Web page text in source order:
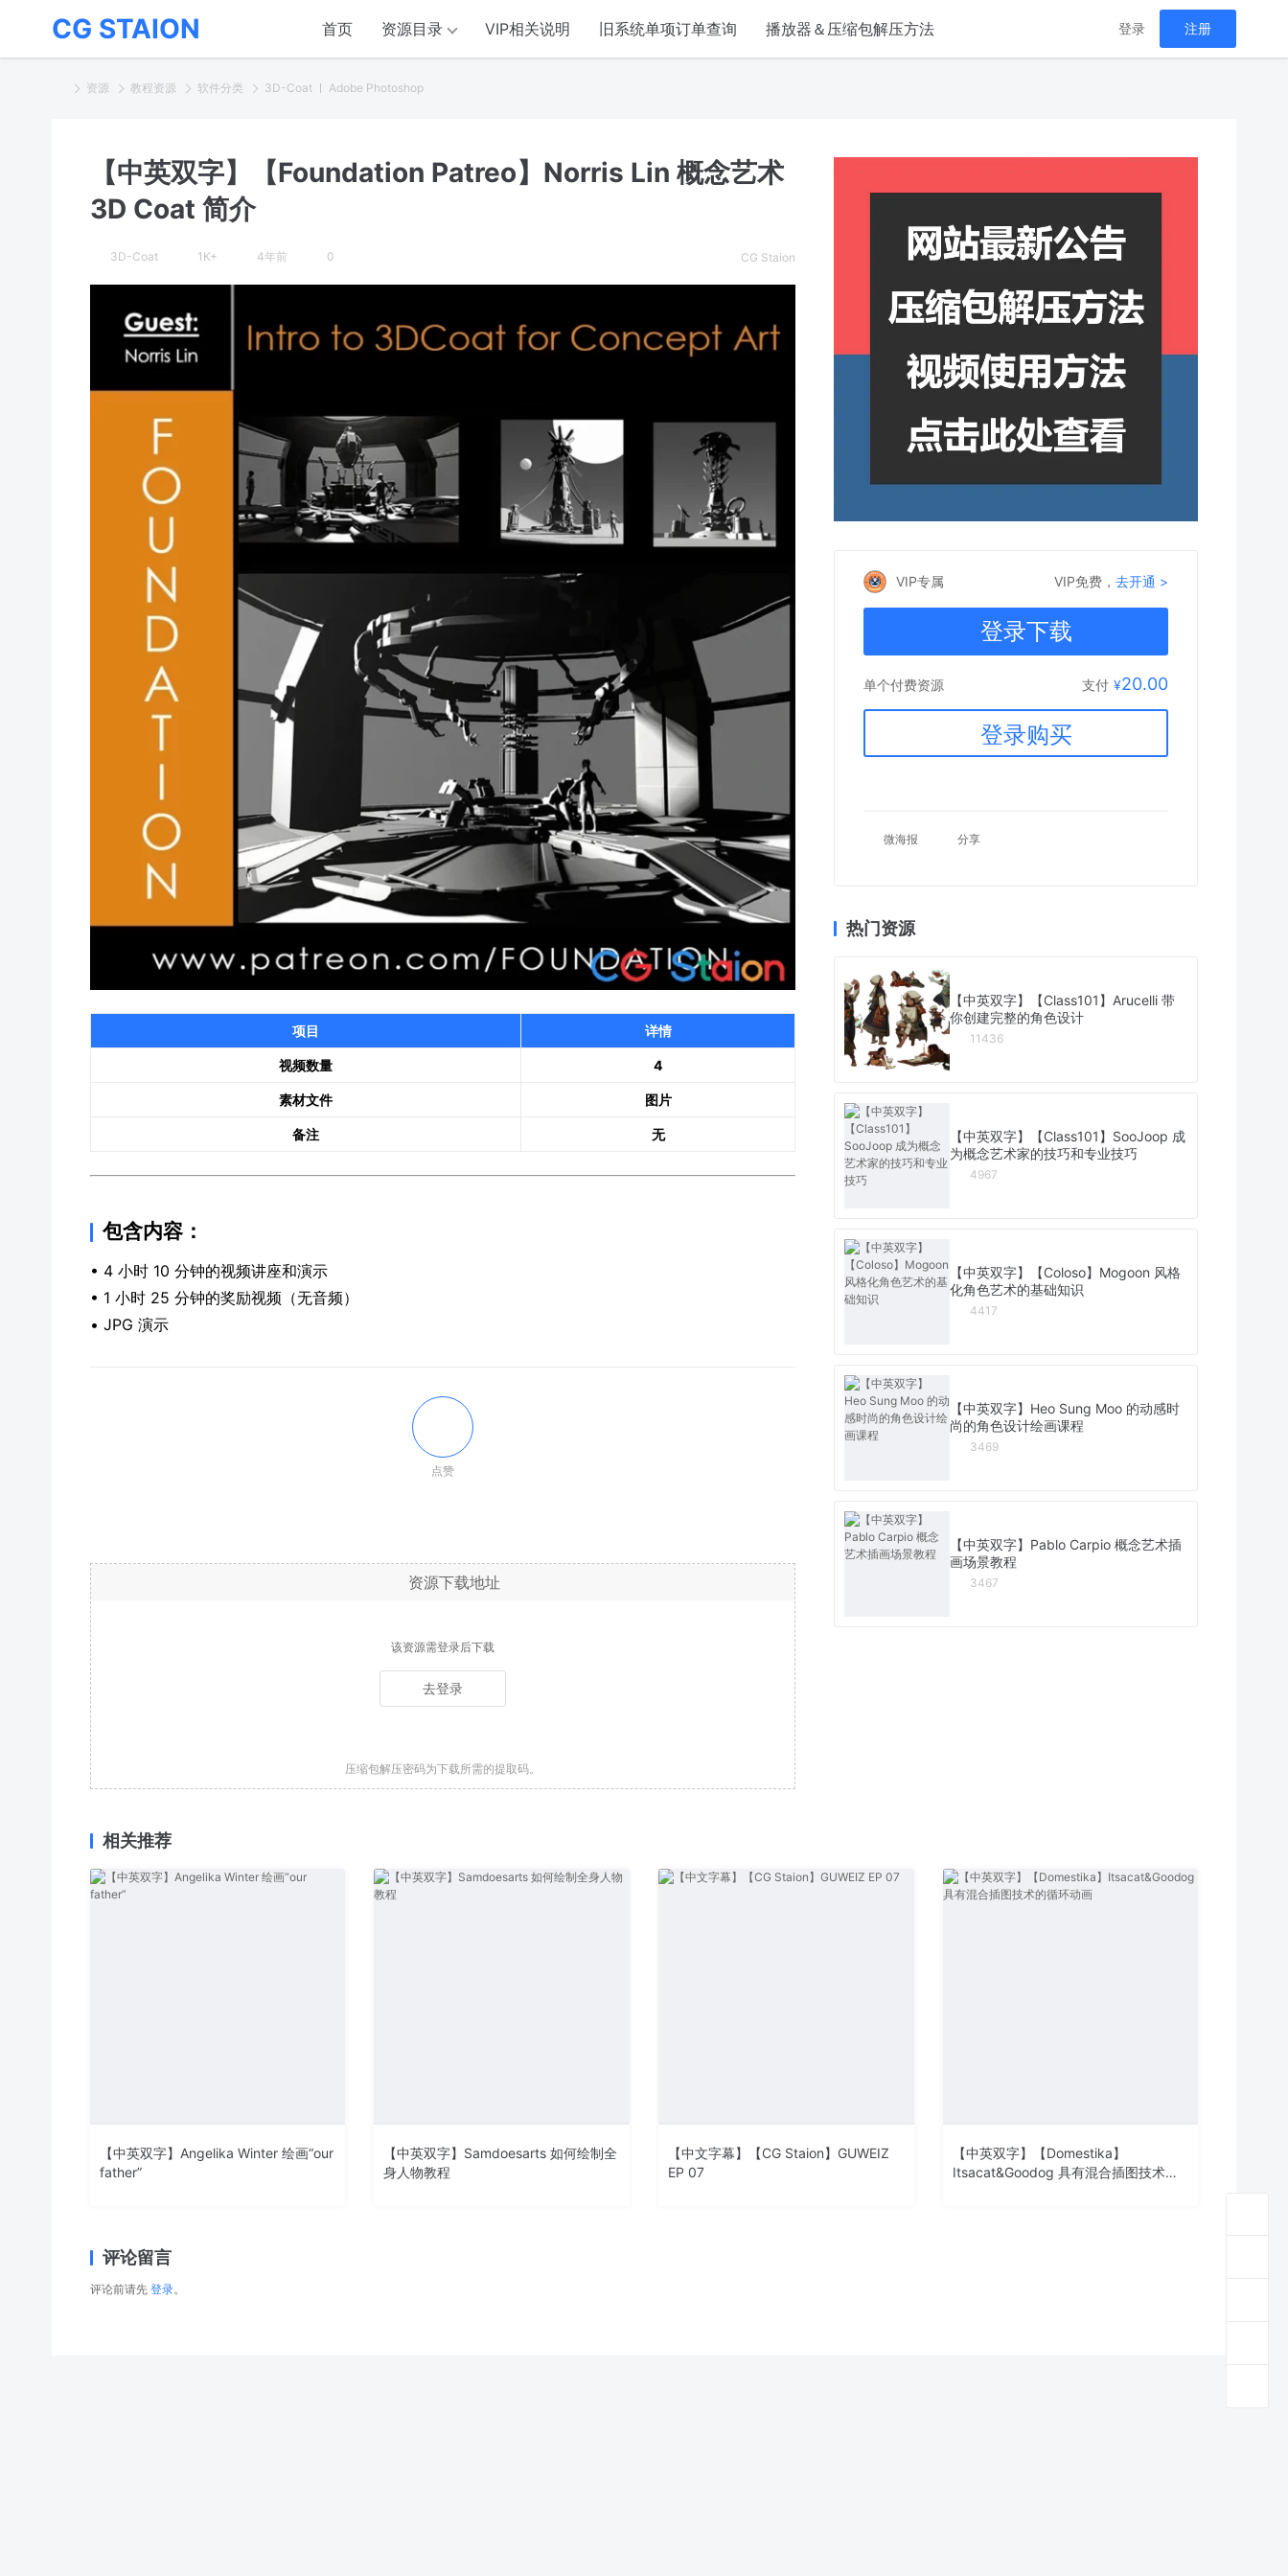
CG STAION 首页 资源目录 VIP相关说明 旧系统单项订单查询 播放器＆压缩包解压方法 登录 注册
资源 教程资源 软件分类 3D-Coat Adobe Photoshop
【中英双字】【Foundation Patreo】Norris Lin 概念艺术
3D Coat 简介
3D-Coat 1K+ 4年前 0 CG Staion
项目 详情
视频数量 4
素材文件 图片
备注 无
包含内容：
• 4 小时 10 分钟的视频讲座和演示
• 1 小时 25 分钟的奖励视频（无音频）
• JPG 演示
点赞
资源下载地址
该资源需登录后下载
去登录
压缩包解压密码为下载所需的提取码。
VIP专属 VIP免费，去开通 >
登录下载
单个付费资源 支付 ¥20.00
登录购买
微海报 分享
热门资源
【中英双字】【Class101】Arucelli 带
你创建完整的角色设计
11436
【中英双字】【Class101】SooJoop 成
为概念艺术家的技巧和专业技巧
4967
【中英双字】【Coloso】Mogoon 风格
化角色艺术的基础知识
4417
【中英双字】Heo Sung Moo 的动感时
尚的角色设计绘画课程
3469
【中英双字】Pablo Carpio 概念艺术插
画场景教程
3467
相关推荐
【中英双字】Angelika Winter 绘画“our
father”
【中英双字】Samdoesarts 如何绘制全
身人物教程
【中文字幕】【CG Staion】GUWEIZ
EP 07
【中英双字】【Domestika】
Itsacat&Goodog 具有混合插图技术的
评论留言
评论前请先 登录。